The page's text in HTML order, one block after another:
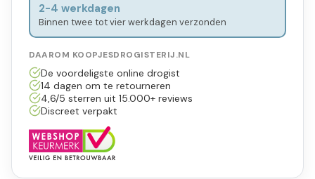
2-4 werkdagen
Binnen twee tot vier werkdagen verzonden
DAAROM KOOPJESDROGISTERIJ.NL
De voordeligste online drogist
14 dagen om te retourneren
4,6/5 sterren uit 15.000+ reviews
Discreet verpakt